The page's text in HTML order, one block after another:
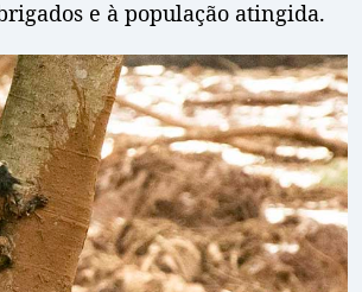
e à população atingida.